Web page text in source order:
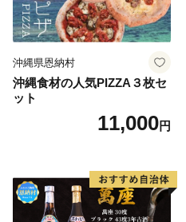
沖縄県恩納村
沖縄食材の人気PIZZA３枚セ
ット
11,000円